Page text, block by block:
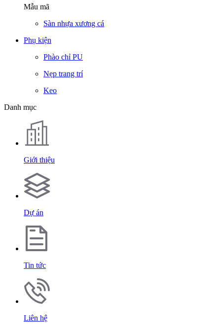
Mẫu mã
Sàn nhựa xương cá
Phụ kiện
Phào chỉ PU
Nẹp trang trí
Keo
Danh mục
Giới thiệu
Dự án
Tin tức
Liên hệ